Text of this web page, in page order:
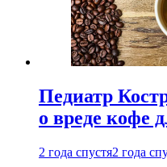
Педиатр
о вреде кофе
2 года спустя2 года